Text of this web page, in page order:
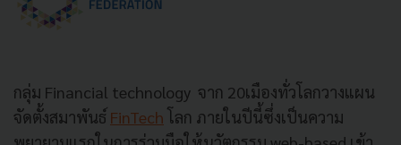
กลุ่ม Financial technology จาก 20เมืองทั่วโลกวางแผน
จัดตั้งสมาพันธ์ FinTech โลก ภายในปีนี้ซึ่งเป็นความ